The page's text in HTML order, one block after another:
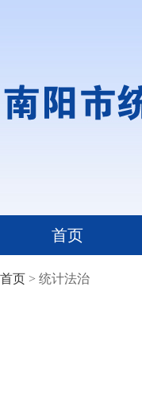
首页
首页 > 统计法治